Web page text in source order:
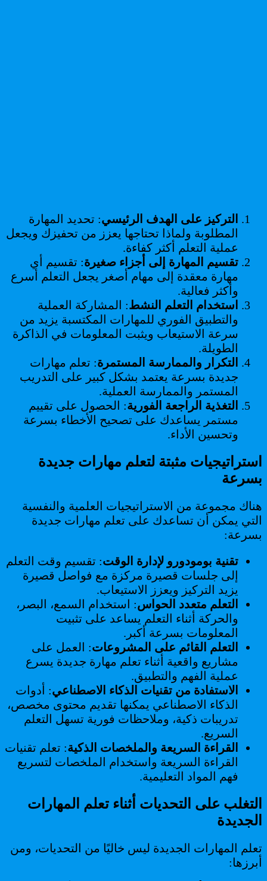
التركيز على الهدف الرئيسي: تحديد المهارة
المطلوبة ولماذا تحتاجها يعزز من تحفيزك ويجعل
عملية التعلم أكثر كفاءة.
تقسيم المهارة إلى أجزاء صغيرة: تقسيم أي
مهارة معقدة إلى مهام أصغر يجعل التعلم أسرع
وأكثر فعالية.
استخدام التعلم النشط: المشاركة العملية
والتطبيق الفوري للمهارات المكتسبة يزيد من
سرعة الاستيعاب ويثبت المعلومات في الذاكرة
الطويلة.
التكرار والممارسة المستمرة: تعلم مهارات
جديدة بسرعة يعتمد بشكل كبير على التدريب
المستمر والممارسة العملية.
التغذية الراجعة الفورية: الحصول على تقييم
مستمر يساعدك على تصحيح الأخطاء بسرعة
وتحسين الأداء.
استراتيجيات مثبتة لتعلم مهارات جديدة
بسرعة
هناك مجموعة من الاستراتيجيات العلمية والنفسية
التي يمكن أن تساعدك على تعلم مهارات جديدة
بسرعة:
تقنية بومودورو لإدارة الوقت: تقسيم وقت التعلم
إلى جلسات قصيرة مركزة مع فواصل قصيرة
يزيد التركيز ويعزز الاستيعاب.
التعلم متعدد الحواس: استخدام السمع، البصر،
والحركة أثناء التعلم يساعد على تثبيت
المعلومات بسرعة أكبر.
التعلم القائم على المشروعات: العمل على
مشاريع واقعية أثناء تعلم مهارة جديدة يسرع
عملية الفهم والتطبيق.
الاستفادة من تقنيات الذكاء الاصطناعي: أدوات
الذكاء الاصطناعي يمكنها تقديم محتوى مخصص،
تدريبات ذكية، وملاحظات فورية تسهل التعلم
السريع.
القراءة السريعة والملخصات الذكية: تعلم تقنيات
القراءة السريعة واستخدام الملخصات لتسريع
فهم المواد التعليمية.
التغلب على التحديات أثناء تعلم المهارات
الجديدة
تعلم المهارات الجديدة ليس خاليًا من التحديات، ومن
أبرزها: